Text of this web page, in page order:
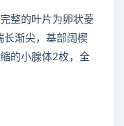
整的叶片为卵状菱
长渐尖，基部阔楔
的小腺体2枚，全